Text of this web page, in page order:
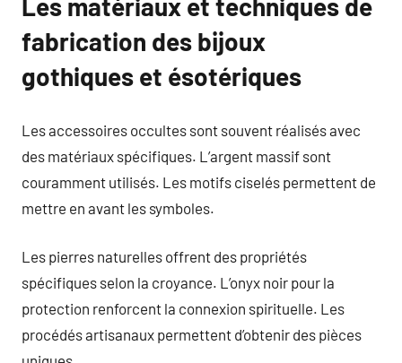
Les matériaux et techniques de
fabrication des bijoux
gothiques et ésotériques
Les accessoires occultes sont souvent réalisés avec
des matériaux spécifiques. L’argent massif sont
couramment utilisés. Les motifs ciselés permettent de
mettre en avant les symboles.
Les pierres naturelles offrent des propriétés
spécifiques selon la croyance. L’onyx noir pour la
protection renforcent la connexion spirituelle. Les
procédés artisanaux permettent d’obtenir des pièces